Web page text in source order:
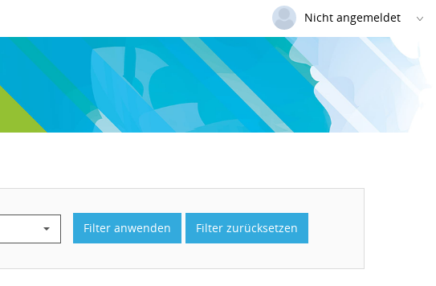
Nicht angemeldet
Deutsch
Englisch
Login
Versionsnummer: 2026.1.04.62421
Filter anwenden
Filter zurücksetzen